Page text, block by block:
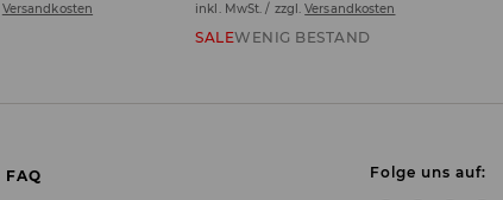
Versandkosten inkl. MwSt. / zzgl.Versandkosten
SALEWENIG BESTAND
FAQ Folge uns auf: